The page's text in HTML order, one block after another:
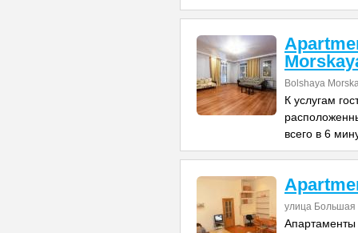
Bolshaya
К услугам
всего в 6
улица Большая